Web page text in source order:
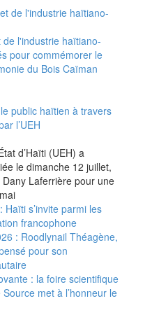
l'industrie haïtiano-
pour commémorer le
du Bois Caïman
public haïtien à travers
l’UEH
d’Haïti (UEH) a
le dimanche 12 juillet,
Laferrière pour une
s’invite parmi les
francophone
: Roodlynail Théagène,
pour son
: la foire scientifique
met à l’honneur le